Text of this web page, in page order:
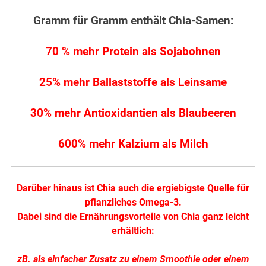
Gramm für Gramm enthält Chia-Samen:
70 % mehr Protein als Sojabohnen
25% mehr Ballaststoffe als Leinsame
30% mehr Antioxidantien als Blaubeeren
600% mehr Kalzium als Milch
Darüber hinaus ist Chia auch die ergiebigste Quelle für
pflanzliches Omega-3.
Dabei sind die Ernährungsvorteile von Chia ganz leicht
erhältlich:
zB. als einfacher Zusatz zu einem Smoothie oder einem